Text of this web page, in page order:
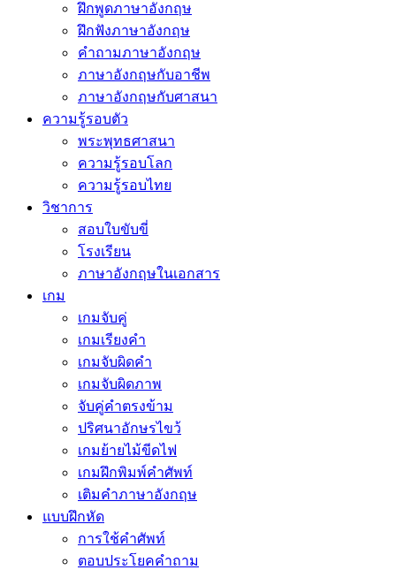
ฝึกพูดภาษาอังกฤษ
ฝึกฟังภาษาอังกฤษ
คำถามภาษาอังกฤษ
ภาษาอังกฤษกับอาชีพ
ภาษาอังกฤษกับศาสนา
ความรู้รอบตัว
พระพุทธศาสนา
ความรู้รอบโลก
ความรู้รอบไทย
วิชาการ
สอบใบขับขี่
โรงเรียน
ภาษาอังกฤษในเอกสาร
เกม
เกมจับคู่
เกมเรียงคำ
เกมจับผิดคำ
เกมจับผิดภาพ
จับคู่คำตรงข้าม
ปริศนาอักษรไขว้
เกมย้ายไม้ขีดไฟ
เกมฝึกพิมพ์คำศัพท์
เติมคำภาษาอังกฤษ
แบบฝึกหัด
การใช้คำศัพท์
ตอบประโยคคำถาม